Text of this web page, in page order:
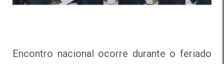
Encontro nacional ocorre durante o feriado